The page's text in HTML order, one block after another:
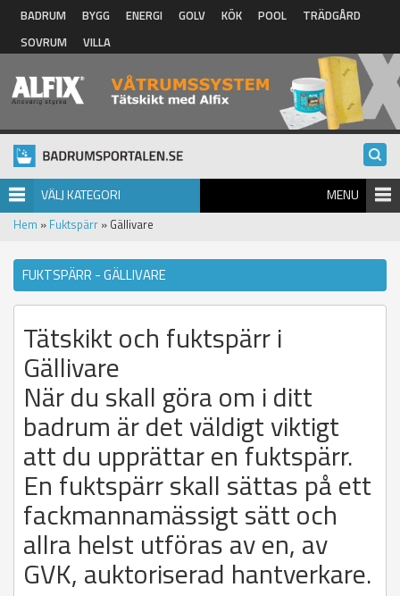
Hoppa till huvudinnehåll
BADRUM BYGG ENERGI GOLV KÖK POOL
TRÄDGÅRD
SOVRUM
VILLA
VÄLJ KATEGORI MENU
Hem » Fuktspärr » Gällivare
FUKTSPÄRR - GÄLLIVARE
Tätskikt och fuktspärr i
Gällivare
När du skall göra om i ditt
badrum är det väldigt viktigt
att du upprättar en fuktspärr.
En fuktspärr skall sättas på ett
fackmannamässigt sätt och
allra helst utföras av en, av
GVK, auktoriserad hantverkare.